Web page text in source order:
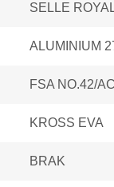
SELLE
ALUMINIUM
FSA NO.42/
KROSS EVA
BRAK